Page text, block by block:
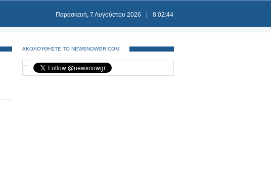
Παρασκευή, 7 Αυγούστου 2026 8:02:45
ΑΚΟΛΟΥΘΗΣΤΕ ΤΟ NEWSNOWGR.COM